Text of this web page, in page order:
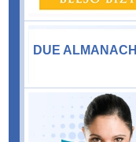
DUE ALMANACH